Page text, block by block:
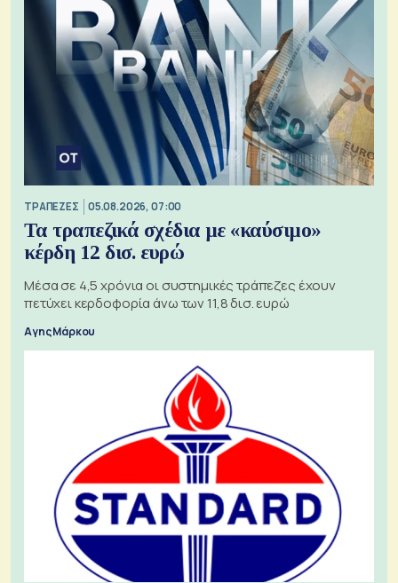
ΤΡΑΠΕΖΕΣ 05.08.2026, 07:00
Τα τραπεζικά σχέδια με «καύσιμο»
κέρδη 12 δισ. ευρώ
Μέσα σε 4,5 χρόνια οι συστημικές τράπεζες έχουν
πετύχει κερδοφορία άνω των 11,8 δισ. ευρώ
Αγης Μάρκου